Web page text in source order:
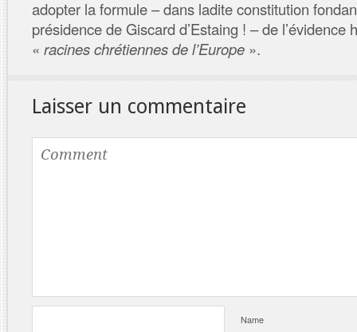
adopter la formule – dans ladite constitution
présidence de Giscard d’Estaing ! – de l’évidence
« racines chrétiennes de l’Europe ».
Laisser un commentaire
Name